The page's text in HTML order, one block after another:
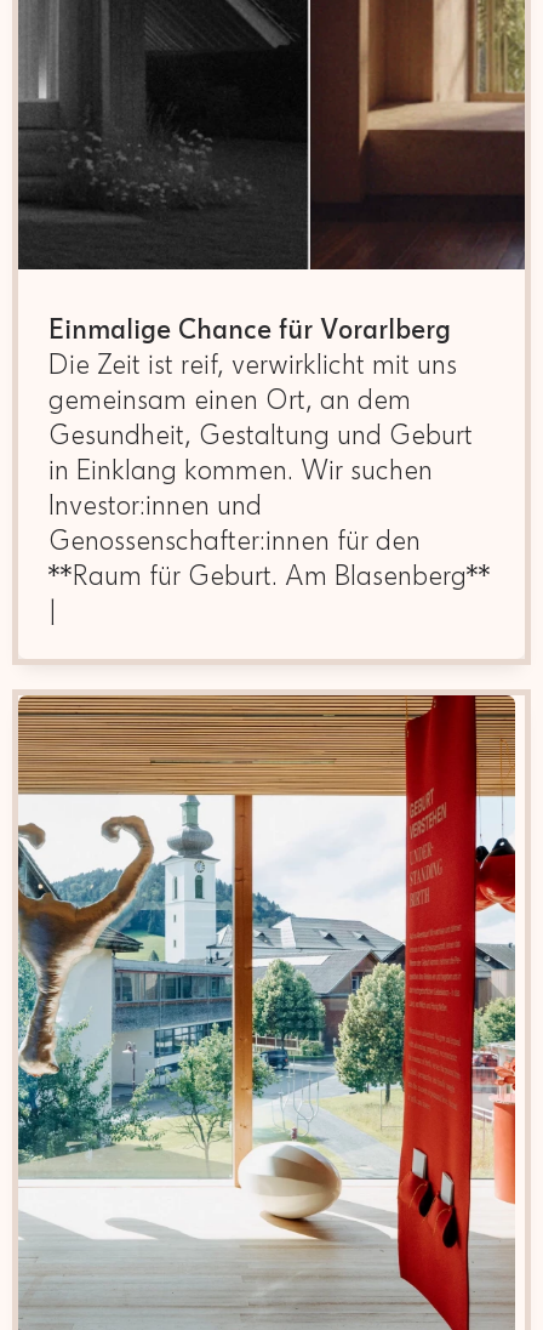
Einmalige Chance für Vorarlberg
Die Zeit ist reif, verwirklicht mit uns
gemeinsam einen Ort, an dem
Gesundheit, Gestaltung und Geburt
in Einklang kommen. Wir suchen
Investor:innen und
Genossenschafter:innen für den
**Raum für Geburt. Am Blasenberg**
Raum für Geburt und Sinne
Der Raum für Geburt und Sinne — ein
einzigartiger, begehbarer Baukörper
aus Lehm — ist als externer Teil der
Ausstellung «geburtskultur. vom